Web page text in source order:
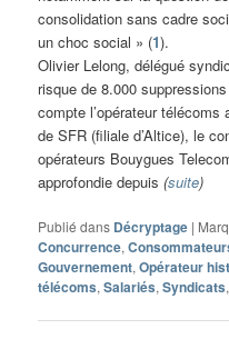
consolidation sans cadre
un choc social » (1).
Olivier Lelong, délégué
risque de 8.000
compte l’opérateur
de SFR (filiale d’Altice), le
opérateurs Bouygues
approfondie depuis(suite)
Publié dans Décryptage |
Concurrence,
Gouvernement,Opérateur
télécoms,Salariés,Syndicats